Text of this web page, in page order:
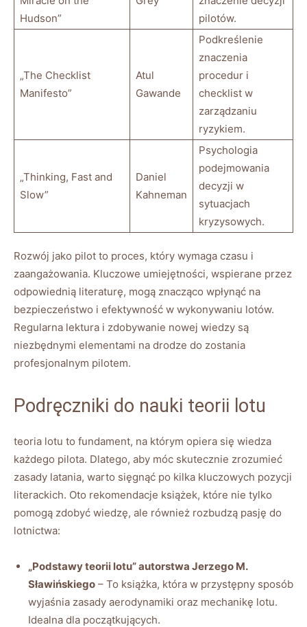
⁣Hudson”
‌pilotów.
„The Checklist
Manifesto”
Atul
Gawande
Podkreślenie
znaczenia
procedur i‍
checklist w
zarządzaniu⁢
ryzykiem.
„Thinking, Fast and
Slow”
Daniel
Kahneman
Psychologia
podejmowania
decyzji w
sytuacjach
kryzysowych.
Rozwój ‌jako pilot to proces,​ który wymaga ⁢czasu i
zaangażowania. ‌Kluczowe umiejętności, wspierane przez
⁤odpowiednią literaturę,⁢ mogą znacząco‌ wpłynąć na
bezpieczeństwo i efektywność w wykonywaniu‍ lotów.
Regularna​ lektura i⁢ zdobywanie nowej​ wiedzy ‌są‍
niezbędnymi ‍elementami na drodze do⁣ zostania
profesjonalnym⁢ pilotem.
Podręczniki do ⁣nauki teorii ⁣lotu
teoria lotu‍ to fundament, ​na ⁤którym opiera się wiedza
każdego ‌pilota. Dlatego, aby móc skutecznie zrozumieć
zasady latania, warto sięgnąć po kilka kluczowych pozycji
literackich.⁢ Oto ‍rekomendacje ⁣książek, które nie tylko
pomogą⁢ zdobyć wiedzę, ale również rozbudzą pasję do
lotnictwa:
„Podstawy⁤ teorii lotu” autorstwa Jerzego M.​
Sławińskiego – To książka, ⁣która ‌w przystępny ​sposób
wyjaśnia zasady aerodynamiki oraz mechanikę ​lotu.
⁣Idealna ‍dla początkujących.